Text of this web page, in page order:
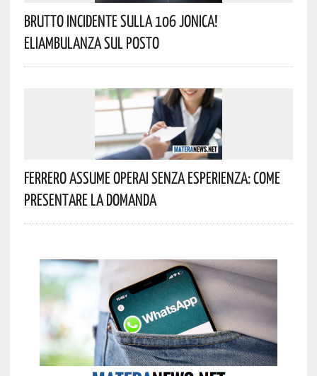
Brutto Incidente Sulla 106 Jonica!
Eliambulanza Sul Posto
Ferrero Assume Operai Senza Esperienza: Come
Presentare La Domanda